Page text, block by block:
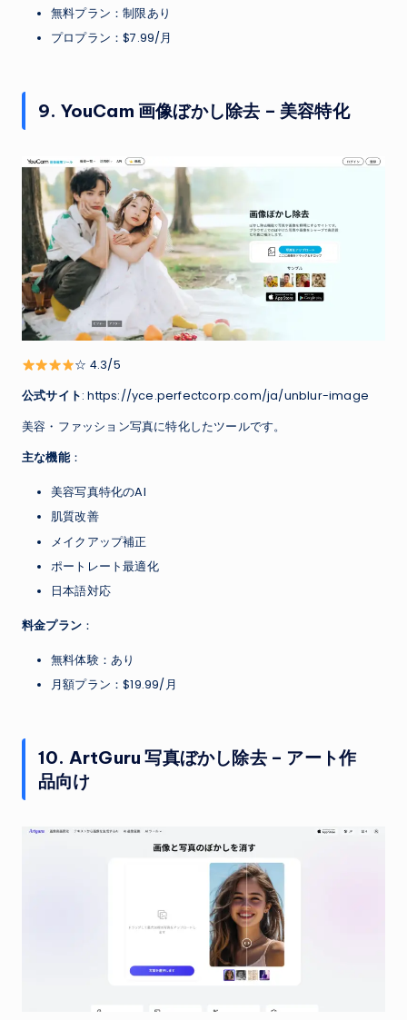
無料プラン：制限あり
プロプラン：$7.99/月
9. YouCam 画像ぼかし除去 – 美容特化
☆ 4.3/5
公式サイト: https://yce.perfectcorp.com/ja/unblur-image
美容・ファッション写真に特化したツールです。
主な機能：
美容写真特化のAI
肌質改善
メイクアップ補正
ポートレート最適化
日本語対応
料金プラン ：
無料体験：あり
月額プラン：$19.99/月
10. ArtGuru 写真ぼかし除去 – アート作
品向け